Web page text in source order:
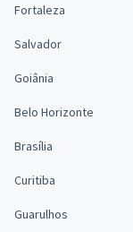
Fortaleza
Salvador
Goiânia
Belo Horizonte
Brasília
Curitiba
Guarulhos